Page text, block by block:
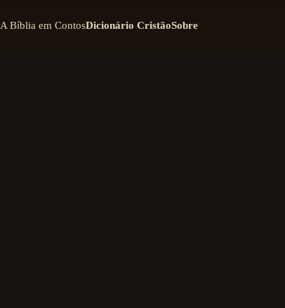
A Bíblia em ContosDicionário CristãoSobre